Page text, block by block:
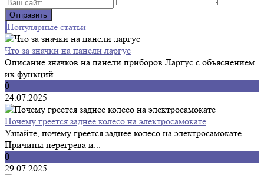
Популярные статьи
Что за значки на панели ларгус
Описание значков на панели приборов Ларгус с объяснением
их функций...
0
24.07.2025
Почему греется заднее колесо на электросамокате
Узнайте, почему греется заднее колесо на электросамокате.
Причины перегрева и...
0
29.07.2025